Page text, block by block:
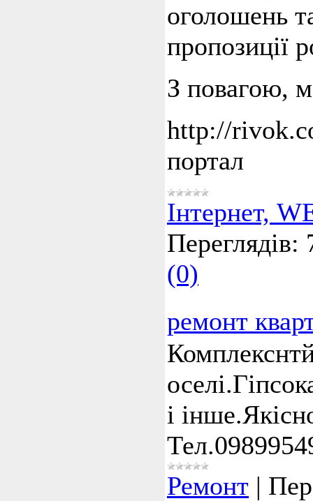
оголошень
пропозиції
З повагою,
http://
портал
Інтернет,
Переглядів:
(0)
ремонт
і
Ремонт |